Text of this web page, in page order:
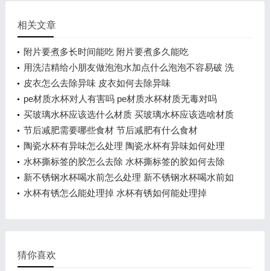
相关文章
附片要煮多长时间能吃 附片要煮多久能吃
用洗洁精给小朋友做泡泡水加点什么泡泡不容易破 洗
洁精的相关知识
皮衣怎么去除异味 皮衣如何去除异味
pe材质水杯对人有害吗 pe材质水杯材质无毒对吗
买玻璃水杯应该选什么材质 买玻璃水杯应该选啥材质
节后减肥需要哪些食材 节后减肥有什么食材
陶瓷水杯有异味怎么处理 陶瓷水杯有异味如何处理
水杯撕标签的胶怎么去除 水杯撕标签的胶如何去除
新不锈钢水杯喝水前怎么处理 新不锈钢水杯喝水前如
何处理
水杯有锈怎么能处理掉 水杯有锈如何能处理掉
猜你喜欢